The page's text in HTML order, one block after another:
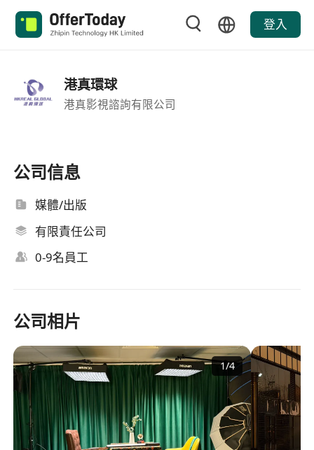
登入
港真環球
港真影視諮詢有限公司
公司信息
媒體/出版
有限責任公司
0-9名員工
公司相片
1/4